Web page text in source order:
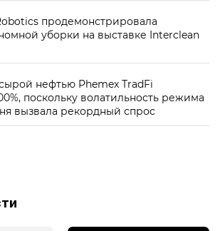
продемонстрировала
уборки на выставке Interclean
нефтью Phemex TradFi
поскольку волатильность режима
вызвала рекордный спрос